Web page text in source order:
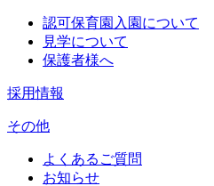
認可保育園入園について
見学について
保護者様へ
採用情報
その他
よくあるご質問
お知らせ